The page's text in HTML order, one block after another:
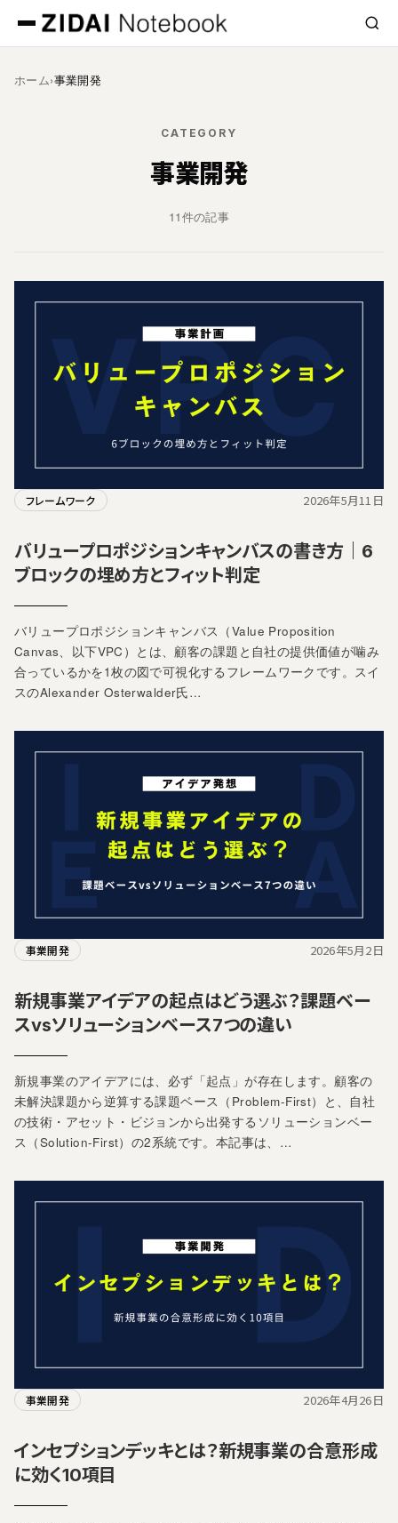
ホーム›事業開発
CATEGORY
事業開発
11件の記事
フレームワーク 2026年5月11日
バリュープロポジションキャンバスの書き方｜6
ブロックの埋め方とフィット判定
バリュープロポジションキャンバス（Value Proposition
Canvas、以下VPC）とは、顧客の課題と自社の提供価値が噛み
合っているかを1枚の図で可視化するフレームワークです。スイ
スのAlexander Osterwalder氏…
事業開発 2026年5月2日
新規事業アイデアの起点はどう選ぶ？課題ベー
スvsソリューションベース7つの違い
新規事業のアイデアには、必ず「起点」が存在します。顧客の
未解決課題から逆算する課題ベース（Problem-First）と、自社
の技術・アセット・ビジョンから出発するソリューションベー
ス（Solution-First）の2系統です。本記事は、…
事業開発 2026年4月26日
インセプションデッキとは？新規事業の合意形成
に効く10項目
次へ »